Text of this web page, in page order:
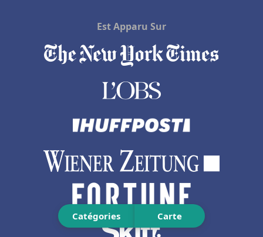
Hôtels aux Maldives
Hôtels à Thuir
Hôtels à Préfailles
Hôtels à Montmorillon
Hôtels à Abu Dhabi
Catégories Carte
Est Apparu Sur